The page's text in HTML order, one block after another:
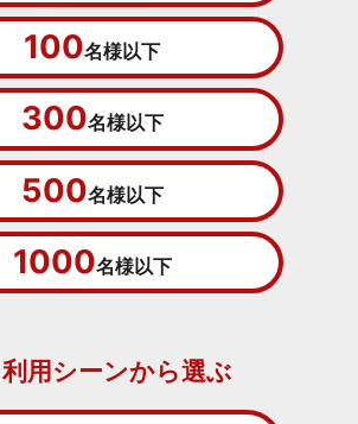
100名様以下
300名様以下
500名様以下
1000名様以下
利用シーンから選ぶ